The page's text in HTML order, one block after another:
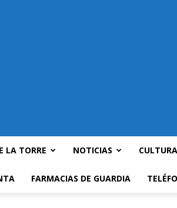
LA TORRE NOTICIAS CULTURA
FARMACIAS DE GUARDIA